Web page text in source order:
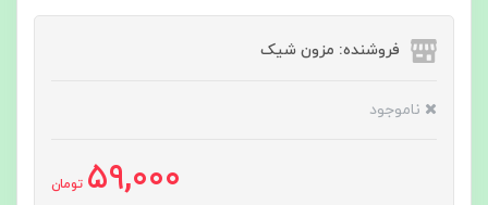
فروشنده: مزون شیک
ناموجود
59,000 تومان